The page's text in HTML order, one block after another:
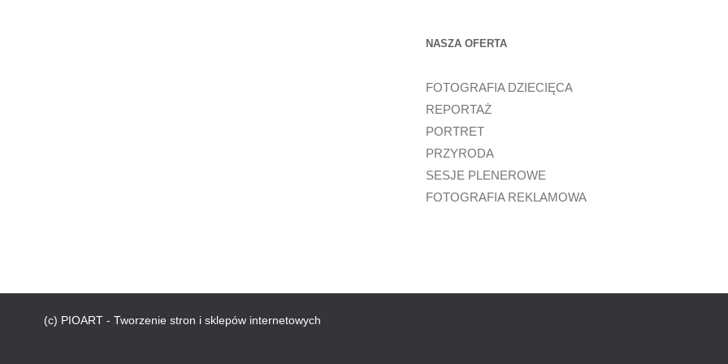
NASZA OFERTA
FOTOGRAFIA DZIECIĘCA
REPORTAŻ
PORTRET
PRZYRODA
SESJE PLENEROWE
FOTOGRAFIA REKLAMOWA
(c) PIOART - Tworzenie stron i sklepów internetowych